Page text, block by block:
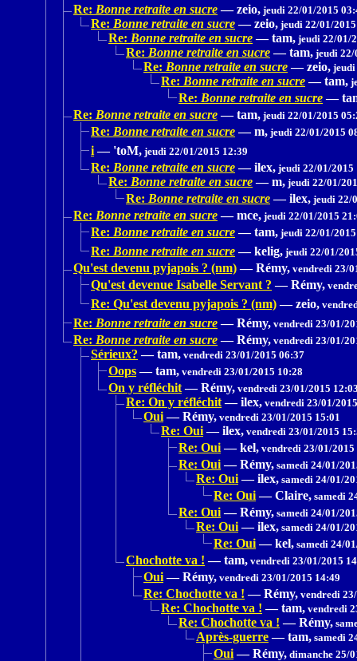
Re: Bonne retraite en sucre — zeio, jeudi 22/01/2015
Re: Bonne retraite en sucre — zeio, jeudi 22/01/
Re: Bonne retraite en sucre — tam, jeudi 22/01/
Re: Bonne retraite en sucre — tam, jeudi 22/
Re: Bonne retraite en sucre — zeio, jeudi
Re: Bonne retraite en sucre — tam,
Re: Bonne retraite en sucre —
Re: Bonne retraite en sucre — tam, jeudi 22/01/2015
Re: Bonne retraite en sucre — m, jeudi 22/01/2015
i — 'toM, jeudi 22/01/2015 12:39
Re: Bonne retraite en sucre — ilex, jeudi 22/01/2015
Re: Bonne retraite en sucre — m, jeudi 22/01/
Re: Bonne retraite en sucre — ilex, jeudi 22/
Re: Bonne retraite en sucre — mce, jeudi 22/01/2015
Re: Bonne retraite en sucre — tam, jeudi 22/01/
Re: Bonne retraite en sucre — kelig, jeudi 22/01/
Qu'est devenu pyjapois ? (nm) — Rémy, vendredi 23/
Qu'est devenue Isabelle Servant ? — Rémy,
Re: Qu'est devenu pyjapois ? (nm) — zeio,
Re: Bonne retraite en sucre — Rémy, vendredi 23/01/
Re: Bonne retraite en sucre — Rémy, vendredi 23/01/
Sérieux? — tam, vendredi 23/01/2015 06:37
Oops — tam, vendredi 23/01/2015 10:28
On y réfléchit — Rémy, vendredi 23/01/2015
Re: On y réfléchit — ilex, vendredi 23/01/
Oui — Rémy, vendredi 23/01/2015 15:01
Re: Oui — ilex, vendredi 23/01/2015
Re: Oui — kel, vendredi 23/01/2015
Re: Oui — Rémy, samedi 24/01/
Re: Oui — ilex, samedi 24/01/
Re: Oui — Claire, samedi
Re: Oui — Rémy, samedi 24/01/
Re: Oui — ilex, samedi 24/01/
Re: Oui — kel, samedi 24/
Chochotte va ! — tam, vendredi 23/01/2015
Oui — Rémy, vendredi 23/01/2015 14:49
Re: Chochotte va ! — Rémy, vendredi
Re: Chochotte va ! — tam, vendredi
Re: Chochotte va ! — Rémy,
Après-guerre — tam, samedi
Oui — Rémy, dimanche 25/